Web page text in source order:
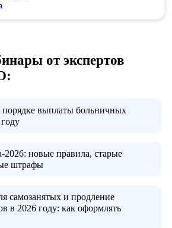
от экспертов
порядке выплаты больничных
2026: новые правила, старые
штрафы
самозанятых и продление
в 2026 году: как оформлять